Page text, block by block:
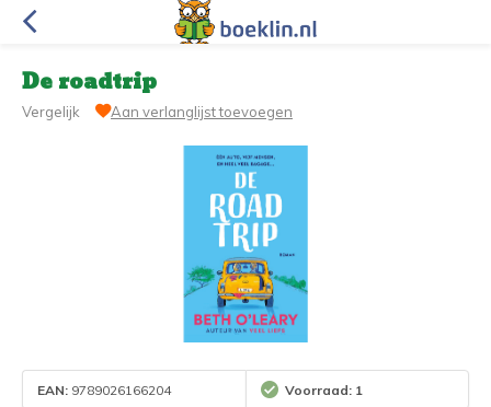
De roadtrip
Vergelijk Aan verlanglijst toevoegen
EAN: 9789026166204 Voorraad: 1